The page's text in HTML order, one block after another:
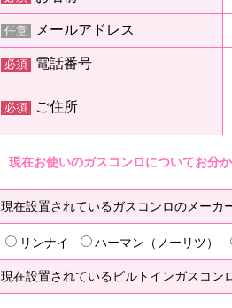
任意 メールアドレス
必須 電話番号
必須 ご住所
現在お使いのガスコンロについてお分
現在設置されているガスコンロのメーカ
リンナイ ハーマン（ノーリツ）
現在設置されているビルトインガスコン